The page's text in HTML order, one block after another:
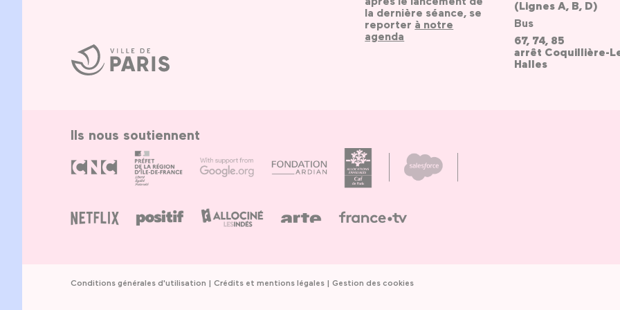
Ville
de
Paris
la dernière séance, se
reporter à notre
agenda
(Lignes A, B, D)
Bus
67, 74, 85
arrêt Coquillière-
Halles
Ils nous soutiennent
Conditions générales d'utilisation Crédits et mentions légales Gestion des cookies